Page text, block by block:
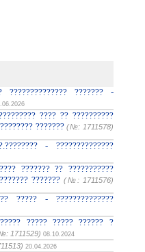
?????????????? ??????? -
???? ?? ??????????
??????? (№: 1711578)
- ??????????????
??????? ?? ???????????
??????? (№: 1711576)
????? - ??????????????
????? ????? ?????? ?
1711529) 08.10.2024
20.04.2026